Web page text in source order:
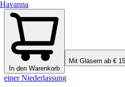
Havanna
In den Warenkorb
Mit Gläsern ab €
einer Niederlassung